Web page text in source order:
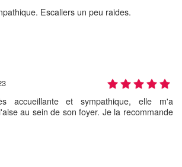
Escaliers un peu raides.
accueillante et sympathique, elle m'a
au sein de son foyer. Je la recommande